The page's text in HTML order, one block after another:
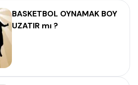
BASKETBOL OYNAMAK BOY
UZATIR mı ?